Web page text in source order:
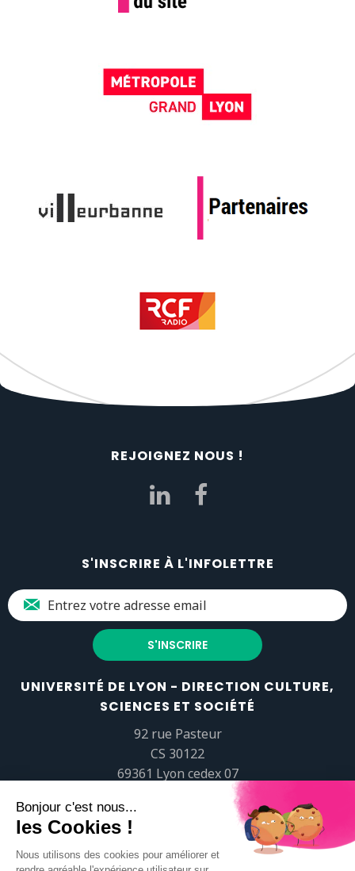
REJOIGNEZ NOUS !
S'INSCRIRE À L'INFOLETTRE
UNIVERSITÉ DE LYON - DIRECTION CULTURE,
SCIENCES ET SOCIÉTÉ
92 rue Pasteur
CS 30122
69361 Lyon cedex 07
popsciences@universite-lyon.fr
Tél.+33 (0)4 37 37 82 01